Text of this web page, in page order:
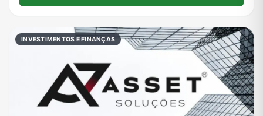
INVESTIMENTOS E FINANÇAS